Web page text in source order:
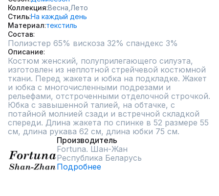
Коллекция Весна, Лето
СтильНа каждый день
Материал текстиль
Состав
Полиэстер 65% вискоза 32% спандекс 3%
Описание
Костюм женский, полуприлегающего силуэта,
изготовлен из неплотной стрейчевой костюмной
ткани. Перед жакета и юбка на подкладке. Жакет
и юбка с многочисленными подрезами и
рельефами, отстроченными отделочной строчкой.
Юбка с завышенной талией, на обтачке, с
потайной молнией сзади и встречной складкой
спереди. Длина жакета по спинке в 52 размере 55
см, длина рукава 62 см, длина юбки 75 см.
Производитель
Fortuna. Шан-Жан
Республика Беларусь
Подробнее